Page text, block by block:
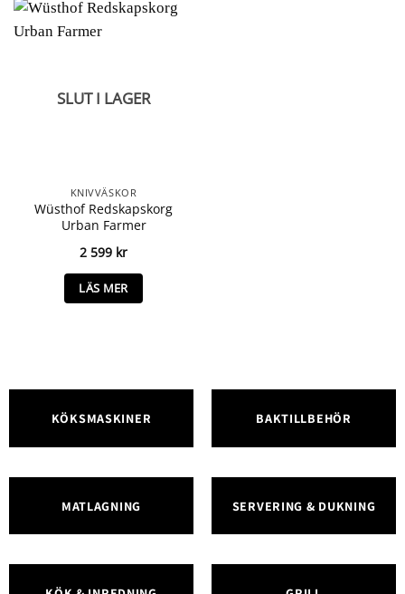
SLUT I LAGER
KNIVVÄSKOR
Wüsthof Redskapskorg
Urban Farmer
2 599 kr
LÄS MER
KÖKSMASKINER BAKTILLBEHÖR
MATLAGNING SERVERING & DUKNING